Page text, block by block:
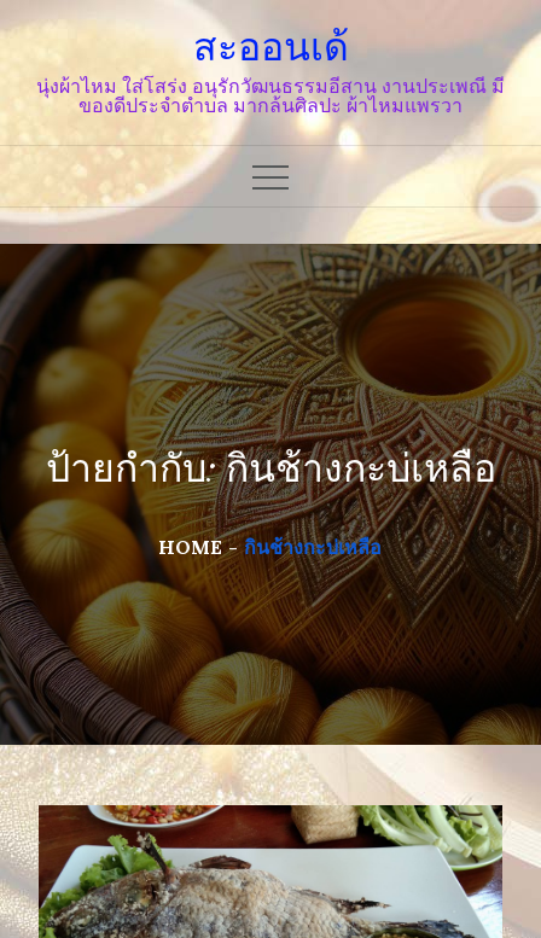
content
สะออนเด้
นุ่งผ้าไหม ใส่โสร่ง อนุรักวัฒนธรรมอีสาน งานประเพณี มี
ของดีประจำตำบล มากล้นศิลปะ ผ้าไหมแพรวา
ป้ายกำกับ: กินช้างกะบ่เหลือ
HOME กินช้างกะบ่เหลือ